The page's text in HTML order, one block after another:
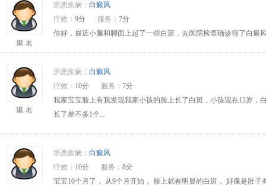
匿 名
所患疾病： 白癜风
疗效： 9分 服务： 7分
你好，最近小腿和脚面上起了一些白斑，去医院检查确诊得了白
匿 名
所患疾病： 白癜风
疗效： 10分 服务： 7分
我家宝宝脸上有我发现我家小孩的脸上长了白斑，小孩现在12岁
长了差不多1个...
所患疾病： 白癜风
疗效： 10分 服务： 8分
宝宝10个月了， 从9个月开始， 脸上就有明显的白斑， 好像是肚